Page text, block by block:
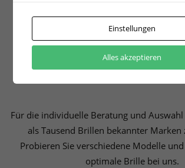
Unsere starken
Für die individuelle Beratung und
als Tausend Brillen bekannter Marken
Probieren Sie verschiedene Modelle
optimale Brille bei uns.
Einstellungen
Alles akzeptieren